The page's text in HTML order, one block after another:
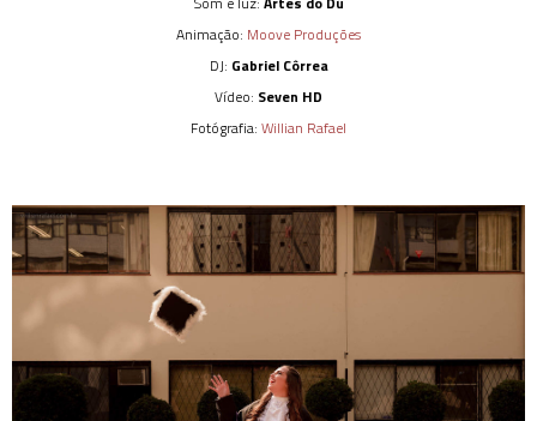
Animação: Moove Produções
DJ: Gabriel Côrrea
Vídeo: Seven HD
Fotógrafia: Willian Rafael